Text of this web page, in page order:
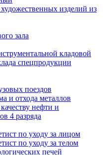
изделий из
зала
кладовой
спецпродукции
поездов
и отхода металлов
нефти и
4 разряда
по уходу за лицом
по уходу за телом
печей